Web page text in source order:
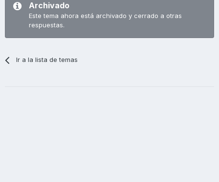
Archivado
Este tema ahora está archivado y cerrado a otras
respuestas.
Ir a la lista de temas